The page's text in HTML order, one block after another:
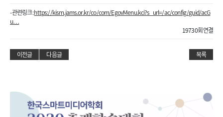
- 관련링크 :https://kism.jams.or.kr/co/com/EgovMenu.kci?s_url=/ac/config/guid/acG
u…
19730회 연결
이전글 다음글 목록